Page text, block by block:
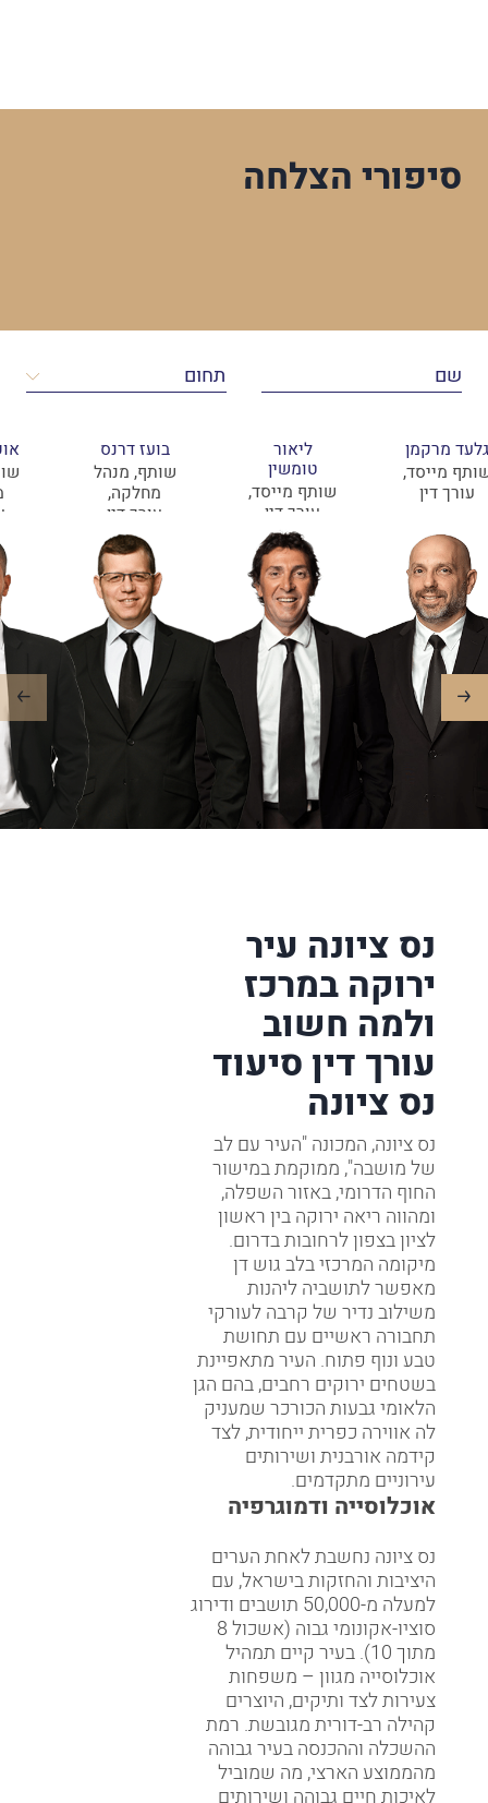
סיפורי הצלחה
גלעד מרקמן
מייסד,
עורך דין
ליאור
טומשין
שותף מייסד,
עורך דין
בועז דרנס
שותף, מנהל
מחלקה,
עורך דין
נס ציונה עיר
ירוקה במרכז
ולמה חשוב
עורך דין סיעוד
נס ציונה
נס ציונה, המכונה "העיר עם לב
של מושבה", ממוקמת במישור
החוף הדרומי, באזור השפלה,
ומהווה ריאה ירוקה בין ראשון
לציון בצפון לרחובות בדרום.
מיקומה המרכזי בלב גוש דן
מאפשר לתושביה ליהנות
משילוב נדיר של קרבה לעורקי
תחבורה ראשיים עם תחושת
טבע ונוף פתוח. העיר מתאפיינת
בשטחים ירוקים רחבים, בהם הגן
הלאומי גבעות הכורכר שמעניק
לה אווירה כפרית ייחודית, לצד
קידמה אורבנית ושירותים
עירוניים מתקדמים.
אוכלוסייה ודמוגרפיה
נס ציונה נחשבת לאחת הערים
היציבות והחזקות בישראל, עם
למעלה מ-50,000 תושבים ודירוג
סוציו-אקונומי גבוה (אשכול 8
מתוך 10). בעיר קיים תמהיל
אוכלוסייה מגוון – משפחות
צעירות לצד ותיקים, היוצרים
קהילה רב-דורית מגובשת. רמת
ההשכלה וההכנסה בעיר גבוהה
מהממוצע הארצי, מה שמוביל
לאיכות חיים גבוהה ושירותים